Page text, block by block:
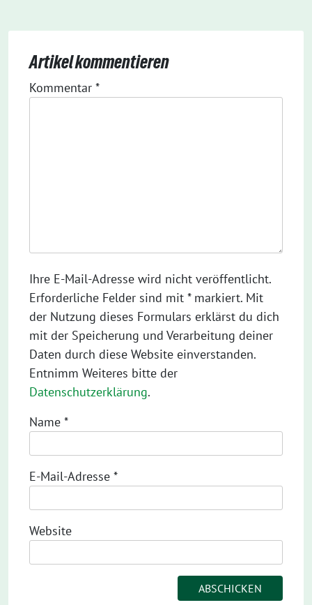
Artikel kommentieren
Kommentar *
Ihre E-Mail-Adresse wird nicht veröffentlicht.
Erforderliche Felder sind mit * markiert. Mit
der Nutzung dieses Formulars erklärst du dich
mit der Speicherung und Verarbeitung deiner
Daten durch diese Website einverstanden.
Entnimm Weiteres bitte der
Datenschutzerklärung.
Name *
E-Mail-Adresse *
Website